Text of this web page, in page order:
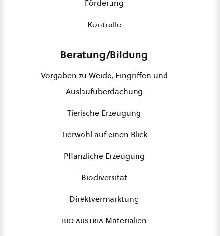
Förderung
Kontrolle
Beratung/Bildung
Vorgaben zu Weide, Eingriffen und
Auslaufüberdachung
Tierische Erzeugung
Tierwohl auf einen Blick
Pflanzliche Erzeugung
Biodiversität
Direktvermarktung
bio austriaMaterialien